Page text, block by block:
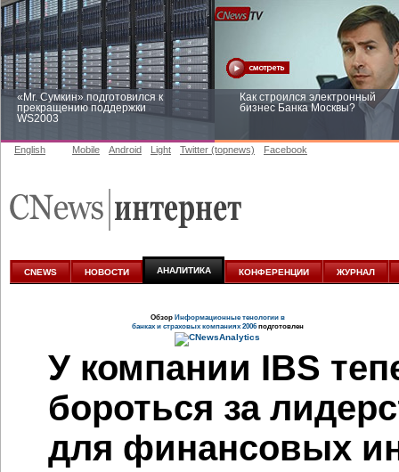
«Mr. Сумкин» подготовился к
прекращению поддержки
WS2003
Как строился электронный
бизнес Банка Москвы?
аналитике
English Mobile Android Light Twitter (topnews) Facebook
CNEWS НОВОСТИ АНАЛИТИКА КОНФЕРЕНЦИИ ЖУРНАЛ
Обзор Информационные тенологии в
банках и страховых компаниях 2006подготовлен
У компании IBS
бороться за
для финансовых